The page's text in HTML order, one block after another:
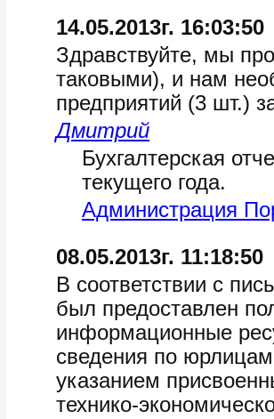
14.05.2013г. 16:03:50
Здравствуйте, мы
таковыми), и нам
предприятий (3 шт.)
Дмитрий
Бухгалтерская
текущего года.
Администрация
08.05.2013г. 11:18:50
В соответствии с
был предоставлен
информационные
сведения по
указанием
технико-